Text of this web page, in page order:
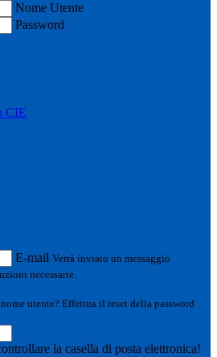
Nome Utente
Password
CIE
E-mail Verrà inviato un messaggio
necessarie.
utente? Effettua il reset della password
la casella di posta elettronica!